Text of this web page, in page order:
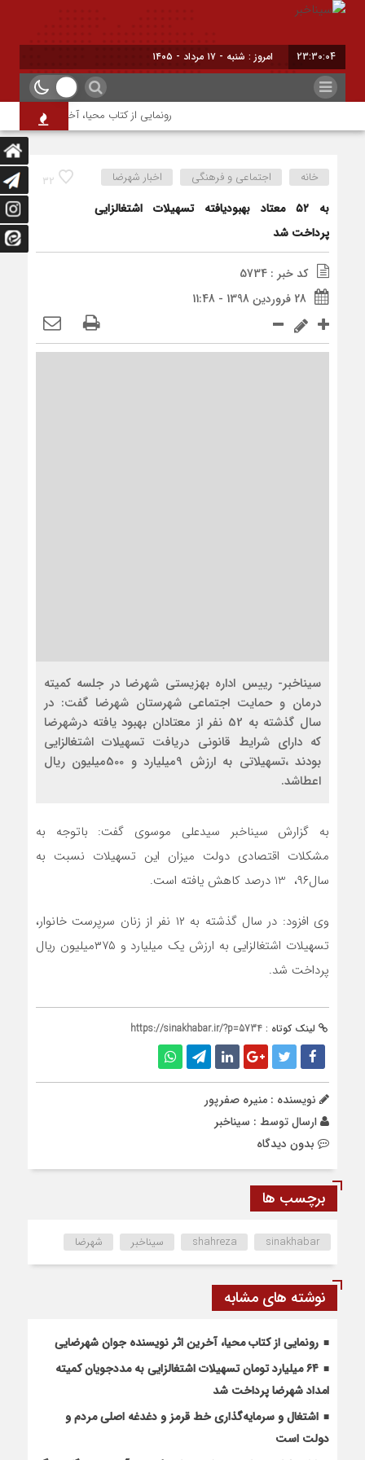
23:30:04 امروز : شنبه - ۱۷ مرداد - ۱۴۰۵
رونمایی از کتاب محیا، آخرین اثر
32 خانه اجتماعی و فرهنگی اخبار شهرضا
به ۵۲ معتاد بهبودیافته تسهیلات اشتغالزایی
پرداخت شد
کد خبر : 5734
28 فروردین 1398 - 11:48
سیناخبر- رییس اداره بهزیستی شهرضا در جلسه کمیته
درمان و حمایت اجتماعی شهرستان شهرضا گفت: در
سال گذشته به 52 نفر از معتادان بهبود یافته درشهرضا
که دارای شرایط قانونی دریافت تسهیلات اشتغالزایی
بودند ،تسهیلاتی به ارزش 9میلیارد و 500میلیون ریال
اعطاشد.
به گزارش سیناخبر سیدعلی موسوی گفت: باتوجه به
مشکلات اقتصادی دولت میزان این تسهیلات نسبت به
سال۹۶، 13 درصد کاهش یافته است.
وی افزود: در سال گذشته به ۱۲ نفر از زنان سرپرست خانوار،
تسهیلات اشتغالزایی به ارزش یک میلیارد و ۳۷۵میلیون ریال
پرداخت شد.
لینک کوتاه : https://sinakhabar.ir/?p=5734
نویسنده : منیره صفرپور
ارسال توسط : سیناخبر
بدون دیدگاه
برچسب ها
shahreza sinakhabar سیناخبر شهرضا
نوشته های مشابه
رونمایی از کتاب محیا، آخرین اثر نویسنده جوان شهرضایی
۶۴ میلیارد تومان تسهیلات اشتغالزایی به مددجویان کمیته
امداد شهرضا پرداخت شد
اشتغال و سرمایه‌گذاری خط قرمز و دغدغه اصلی مردم و
دولت است